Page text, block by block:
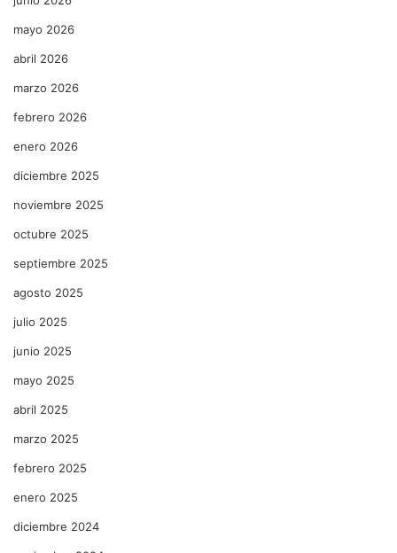
mayo 2026
abril 2026
marzo 2026
febrero 2026
enero 2026
diciembre 2025
noviembre 2025
octubre 2025
septiembre 2025
agosto 2025
julio 2025
junio 2025
mayo 2025
abril 2025
marzo 2025
febrero 2025
enero 2025
diciembre 2024